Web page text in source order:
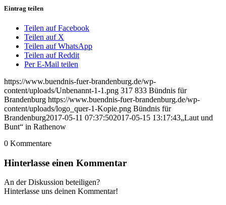
Eintrag teilen
Teilen auf Facebook
Teilen auf X
Teilen auf WhatsApp
Teilen auf Reddit
Per E-Mail teilen
https://www.buendnis-fuer-brandenburg.de/wp-
content/uploads/Unbenannt-1-1.png 317 833 Bündnis für
Brandenburg https://www.buendnis-fuer-brandenburg.de/wp-
content/uploads/logo_quer-1-Kopie.png Bündnis für
Brandenburg2017-05-11 07:37:502017-05-15 13:17:43„Laut und
Bunt“ in Rathenow
0 Kommentare
Hinterlasse einen Kommentar
An der Diskussion beteiligen?
Hinterlasse uns deinen Kommentar!